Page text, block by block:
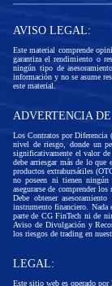
AVISO LEGAL:
Este material comprende
garantiza el rendimiento o
ningún tipo de
información y no se asume
este material.
ADVERTENCIA
Los Contratos por Diferencia
nivel de riesgo, donde un
significativamente el valor de
debe arriesgar más de lo
productos extrabursátiles
no poseen ni tienen ningún
asegurarse de comprender
Debe obtener
instrumento financiero. Nada
parte de CG FinTech ni de
Aviso de Divulgación y
los riesgos de trading en
LEGAL:
Este sitio web es operado por